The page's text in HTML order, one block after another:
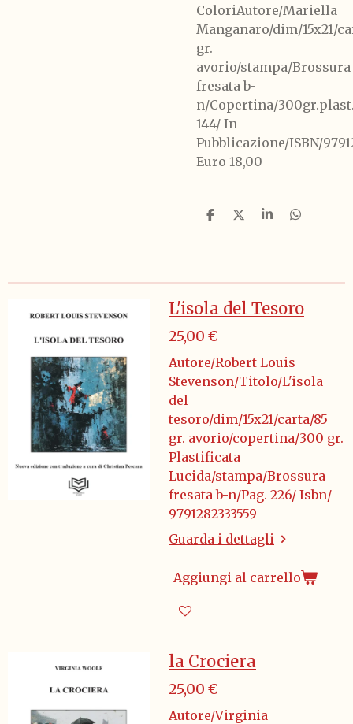
ColoriAutore/Mariella
Manganaro/dim/15x21/
gr.
avorio/stampa/Brossura
fresata b-
n/Copertina/
144/ In
Pubblicazione/ISBN/
Euro 18,00
C
v
d
i
C
v
d
i
C
v
d
i
C
v
d
i
L'isola del Tesoro
25,00 €
Autore/Robert Louis
Stevenson/Titolo/L'isola
del
tesoro/dim/15x21/carta/85
gr. avorio/copertina/300 gr.
Plastificata
Lucida/stampa/Brossura
fresata b-n/Pag. 226/ Isbn/
9791282333559
Guarda i dettagli
Aggiungi al carrello
la Crociera
25,00 €
Autore/Virginia